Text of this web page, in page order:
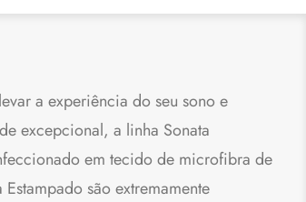
a experiência do seu sono e
excepcional, a linha Sonata
em tecido de microfibra de
são extremamente